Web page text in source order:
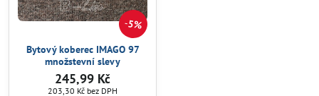
5%
Bytový koberec IMAGO 97
množstevní slevy
245,99 Kč
203,30 Kč bez DPH